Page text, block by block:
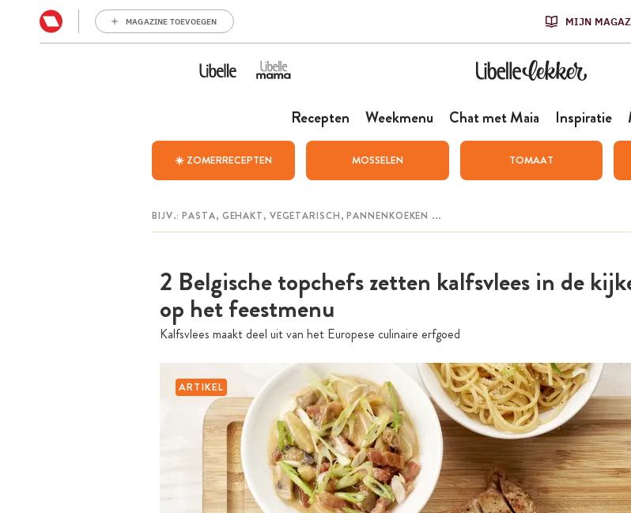
MAGAZINE TOEVOEGEN MIJN
Recepten Weekmenu Chat met Maia Inspiratie
☀️ ZOMERRECEPTEN MOSSELEN TOMAAT
2 Belgische topchefs zetten kalfsvlees in de
op het feestmenu
Kalfsvlees maakt deel uit van het Europese culinaire erfgoed
ARTIKEL